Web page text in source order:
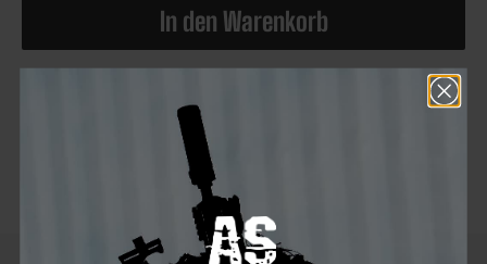
In den Warenkorb
104930.2
Templar's Gear
Sie erhalten 27 Bonus Punkte für diese Bestellung